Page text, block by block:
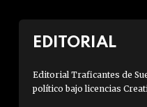
EDITORIAL
Editorial Traficantes de
político bajo licencias